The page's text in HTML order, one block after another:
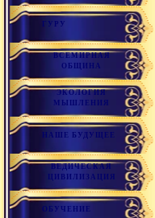
ГУРУ
ВСЕМИРНАЯ
ОБЩИНА
ЭКОЛОГИЯ
МЫШЛЕНИЯ
НАШЕ БУДУЩЕЕ
ВЕДИЧЕСКАЯ
ЦИВИЛИЗАЦИЯ
ОБУЧЕНИЕ